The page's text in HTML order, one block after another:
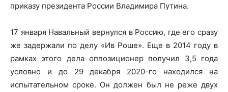
приказу президента России Владимира Путина.
17 января Навальный вернулся в Россию, где его сразу
же задержали по делу «Ив Роше». Еще в 2014 году в
рамках этого дела оппозиционер получил 3,5 года
условно и до 29 декабря 2020-го находился на
испытательном сроке. Он должен был не реже двух